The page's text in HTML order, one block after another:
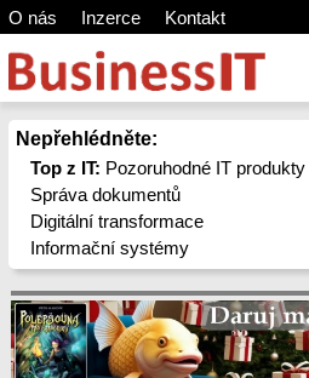
O nás Inzerce Kontakt
Nepřehlédněte:
Top z IT: Pozoruhodné IT
Správa dokumentů
Digitální transformace
Informační systémy